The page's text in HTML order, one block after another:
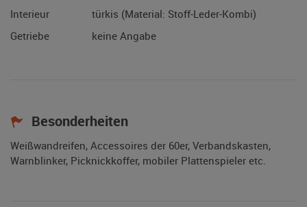
Interieur
türkis (Material: Stoff-Leder-Kombi)
Getriebe
keine Angabe
Besonderheiten
Weißwandreifen, Accessoires der 60er, Verbandskasten,
Warnblinker, Picknickkoffer, mobiler Plattenspieler etc.